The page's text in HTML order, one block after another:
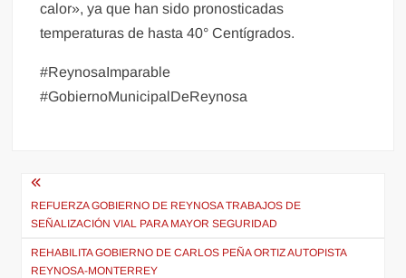
calor», ya que han sido pronosticadas
temperaturas de hasta 40° Centígrados.
#ReynosaImparable
#GobiernoMunicipalDeReynosa
Navegación
de
entradas
REFUERZA GOBIERNO DE REYNOSA TRABAJOS DE
SEÑALIZACIÓN VIAL PARA MAYOR SEGURIDAD
REHABILITA GOBIERNO DE CARLOS PEÑA ORTIZ AUTOPISTA
REYNOSA-MONTERREY